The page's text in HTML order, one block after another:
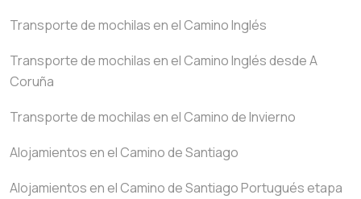
Transporte de mochilas en el Camino Inglés
Transporte de mochilas en el Camino Inglés desde A
Coruña
Transporte de mochilas en el Camino de Invierno
Alojamientos en el Camino de Santiago
Alojamientos en el Camino de Santiago Portugués etapa